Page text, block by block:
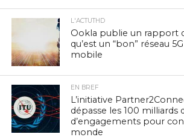
L'ACTUTHD
Ookla publie un rapport
qu’est un “bon” réseau
mobile
EN BREF
L’initiative
dépasse les 100 milliards
d’engagements pour
monde